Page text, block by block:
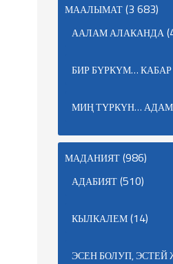
МААЛЫМАТ(3 683)
ААЛАМ АЛАКАНДА
БИР БҮРКҮМ… КАБАР
МИҢ ТҮРКҮН… АДАМ
МАДАНИЯТ(986)
АДАБИЯТ(510)
КЫЛКАЛЕМ(14)
ЭСЕН БОЛУП, ЭСТЕЙ